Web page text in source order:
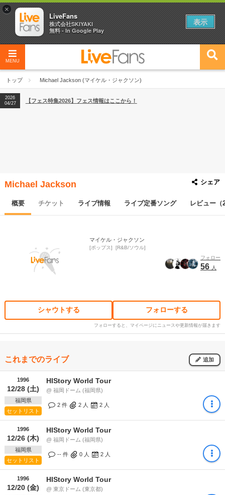
MENU
トップ Michael Jackson (マイケル・ジャクソン)
2026
04/27
2026
【ライブ動員ランキング】2026年上半期編発表！
2026
04/27
【フェス特集2026】フェス情報はここから！
Michael Jackson シェア
概要 チケット ライブ情報 ライブ定番ソング レビュー（
マイケル・ジャクソン
ポップス
R&B/ソウル
フォロー
56 人
シャウトする フォローする
フォローすると、マイページにニュースや更新情報が届きます
これまでのライブ 追加
1996
12/28 (土)
福岡県
セットリスト
HIStory World Tour
@ 福岡ドーム (福岡県)
2 件 2 人 2 人
1996
12/26 (木)
福岡県
セットリスト
HIStory World Tour
@ 福岡ドーム (福岡県)
-- 件 0 人 2 人
1996
12/20 (金)
HIStory World Tour
@ 東京ドーム (東京都)
×
LiveFans
株式会社SKIYAKI
無料 - In Google Play
表示